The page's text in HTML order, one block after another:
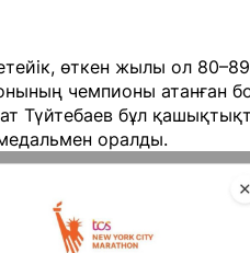
өткен жылы ол
чемпионы атанған
Түйтебаев бұл
оралды.